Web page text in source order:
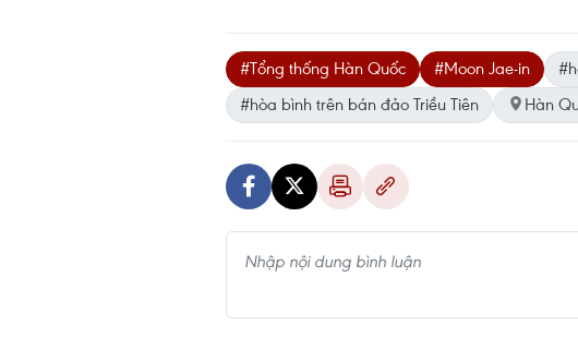
#Tổng thống Hàn Quốc #Moon Jae-in
#hòa bình trên bán đảo Triều Tiên
Hàn